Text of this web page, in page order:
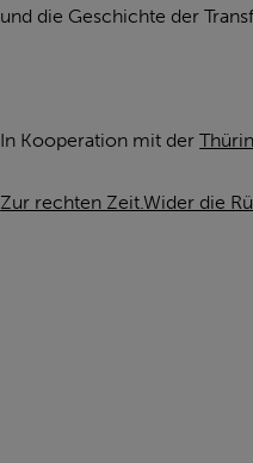
und die Geschichte der
In Kooperation mit der
Zur rechten Zeit.Wider die